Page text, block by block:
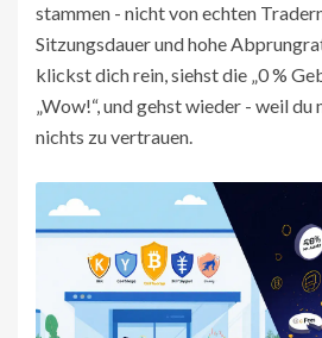
stammen - nicht von echten
Sitzungsdauer und hohe
klickst dich rein, siehst die „0 %
„Wow!“, und gehst wieder - weil
nichts zu vertrauen.